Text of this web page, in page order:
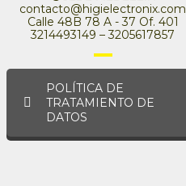
contacto@higielectronix.com
Calle 48B 78 A - 37 Of. 401
3214493149 – 3205617857
POLÍTICA DE
TRATAMIENTO DE
DATOS